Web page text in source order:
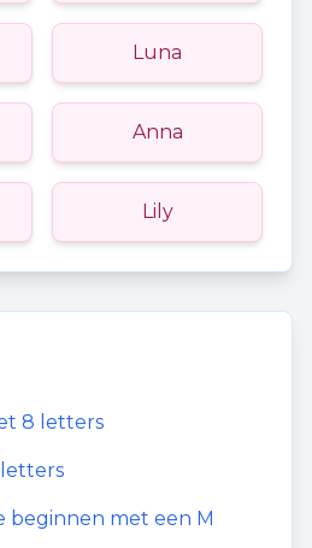
Luna
Anna
Lily
8 letters
letters
beginnen met een M